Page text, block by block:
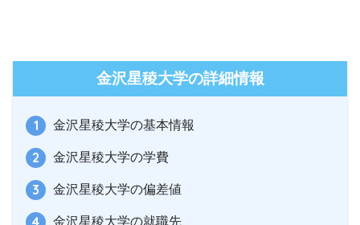
金沢星稜大学の詳細情報
金沢星稜大学の基本情報
金沢星稜大学の学費
金沢星稜大学の偏差値
金沢星稜大学の就職先